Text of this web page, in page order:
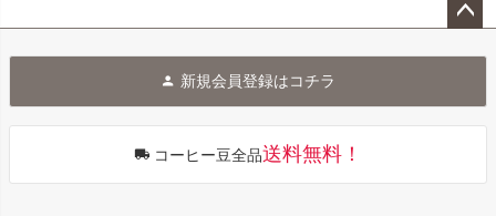
へ
新規会員登録はコチラ
コーヒー豆全品送料無料！